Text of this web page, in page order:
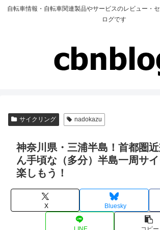
自転車情報・自転車関連製品やサービスのレビュー・
ログです
サイクリング nadokazu
神奈川県・三浦半島！首都圏
ん手頃な（多分）半島一周サ
楽しもう！
X Bluesky